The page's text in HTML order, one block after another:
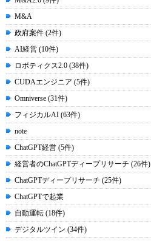
M&A
政府案件 (2件)
AI経営 (10件)
ロボティクス2.0 (38件)
CUDAエンジニア (5件)
Omniverse (31件)
フィジカルAI (63件)
note
ChatGPT経営 (5件)
経営者のChatGPTディープリサーチ (26件)
ChatGPTディープリサーチ (25件)
ChatGPTで起業
自動運転 (18件)
デジタルツイン (34件)